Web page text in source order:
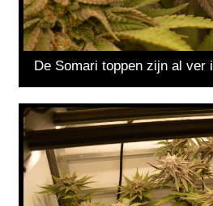
De Somari toppen zijn al ver